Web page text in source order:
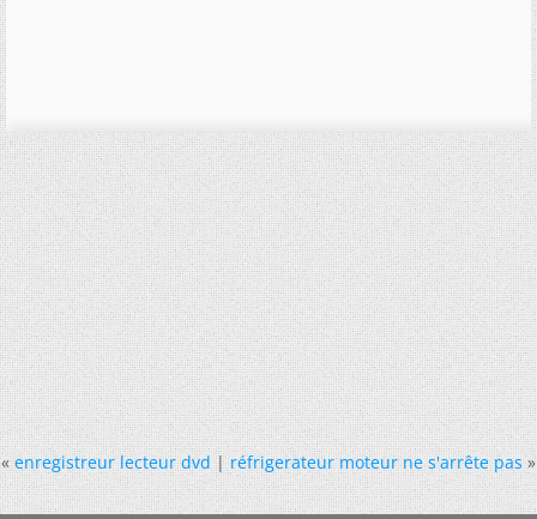
« enregistreur lecteur dvd|réfrigerateur moteur ne s'arrête pas »